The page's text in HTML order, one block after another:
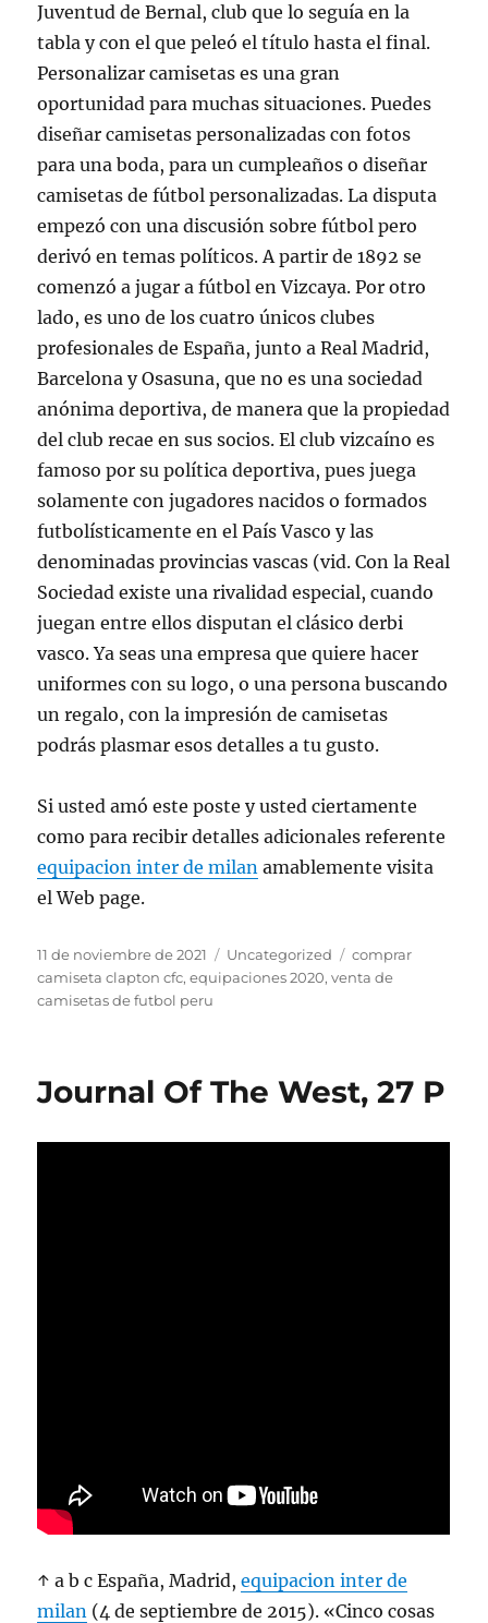
Juventud de Bernal, club que lo seguía en la
tabla y con el que peleó el título hasta el final.
Personalizar camisetas es una gran
oportunidad para muchas situaciones. Puedes
diseñar camisetas personalizadas con fotos
para una boda, para un cumpleaños o diseñar
camisetas de fútbol personalizadas. La disputa
empezó con una discusión sobre fútbol pero
derivó en temas políticos. A partir de 1892 se
comenzó a jugar a fútbol en Vizcaya. Por otro
lado, es uno de los cuatro únicos clubes
profesionales de España, junto a Real Madrid,
Barcelona y Osasuna, que no es una sociedad
anónima deportiva, de manera que la propiedad
del club recae en sus socios. El club vizcaíno es
famoso por su política deportiva, pues juega
solamente con jugadores nacidos o formados
futbolísticamente en el País Vasco y las
denominadas provincias vascas (vid. Con la Real
Sociedad existe una rivalidad especial, cuando
juegan entre ellos disputan el clásico derbi
vasco. Ya seas una empresa que quiere hacer
uniformes con su logo, o una persona buscando
un regalo, con la impresión de camisetas
podrás plasmar esos detalles a tu gusto.
Si usted amó este poste y usted ciertamente
como para recibir detalles adicionales referente
equipacion inter de milan amablemente visita
el Web page.
Publicado
el
11 de noviembre de 2021 Categorías
Uncategorized Etiquetas
comprar
camiseta clapton cfc,equipaciones 2020,venta de
camisetas de futbol peru
Journal Of The West, 27 P
↑ a b c España, Madrid,equipacion inter de
milan (4 de septiembre de 2015). «Cinco cosas